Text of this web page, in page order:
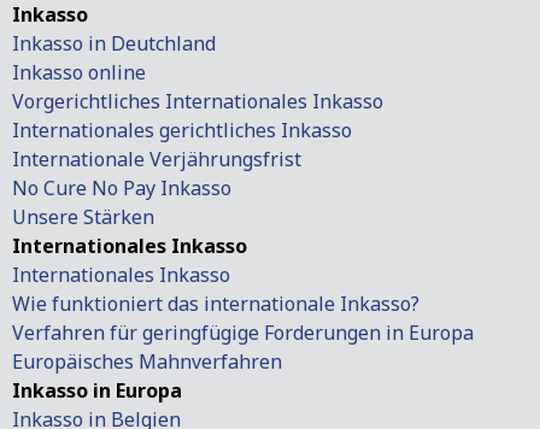
Inkasso
Inkasso in Deutchland
Inkasso online
Vorgerichtliches Internationales Inkasso
Internationales gerichtliches Inkasso
Internationale Verjährungsfrist
No Cure No Pay Inkasso
Unsere Stärken
Internationales Inkasso
Internationales Inkasso
Wie funktioniert das internationale Inkasso?
Verfahren für geringfügige Forderungen in Europa
Europäisches Mahnverfahren
Inkasso in Europa
Inkasso in Belgien